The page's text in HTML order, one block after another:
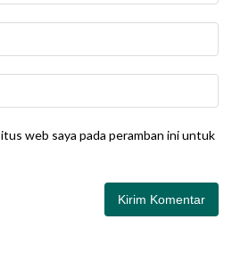
web saya pada peramban ini untuk